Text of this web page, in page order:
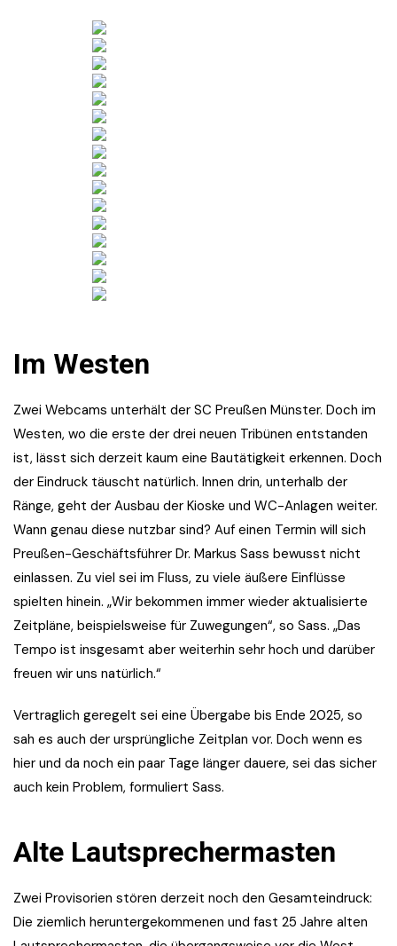
Im Westen
Zwei Webcams unterhält der SC Preußen Münster. Doch im
Westen, wo die erste der drei neuen Tribünen entstanden
ist, lässt sich derzeit kaum eine Bautätigkeit erkennen. Doch
der Eindruck täuscht natürlich. Innen drin, unterhalb der
Ränge, geht der Ausbau der Kioske und WC-Anlagen weiter.
Wann genau diese nutzbar sind? Auf einen Termin will sich
Preußen-Geschäftsführer Dr. Markus Sass bewusst nicht
einlassen. Zu viel sei im Fluss, zu viele äußere Einflüsse
spielten hinein. „Wir bekommen immer wieder aktualisierte
Zeitpläne, beispielsweise für Zuwegungen“, so Sass. „Das
Tempo ist insgesamt aber weiterhin sehr hoch und darüber
freuen wir uns natürlich.“
Vertraglich geregelt sei eine Übergabe bis Ende 2025, so
sah es auch der ursprüngliche Zeitplan vor. Doch wenn es
hier und da noch ein paar Tage länger dauere, sei das sicher
auch kein Problem, formuliert Sass.
Alte Lautsprechermasten
Zwei Provisorien stören derzeit noch den Gesamteindruck:
Die ziemlich heruntergekommenen und fast 25 Jahre alten